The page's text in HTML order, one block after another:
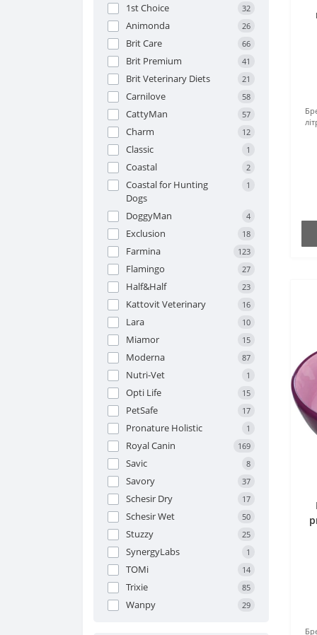
1st Choice 32
Animonda 26
Brit Care 66
Brit Premium 41
Brit Veterinary Diets 21
Carnilove 58
CattyMan 57
Charm 12
Classic 1
Coastal 2
Coastal for Hunting
Dogs
1
DoggyMan 4
Exclusion 18
Farmina 123
Flamingo 27
Half&Half 23
Kattovit Veterinary 16
Lara 10
Miamor 15
Moderna 87
Nutri-Vet 1
Opti Life 15
PetSafe 17
Pronature Holistic 1
Royal Canin 169
Savic 8
Savory 37
Schesir Dry 17
Schesir Wet 50
Stuzzy 25
SynergyLabs 1
TOMi 14
Trixie 85
Wanpy 29